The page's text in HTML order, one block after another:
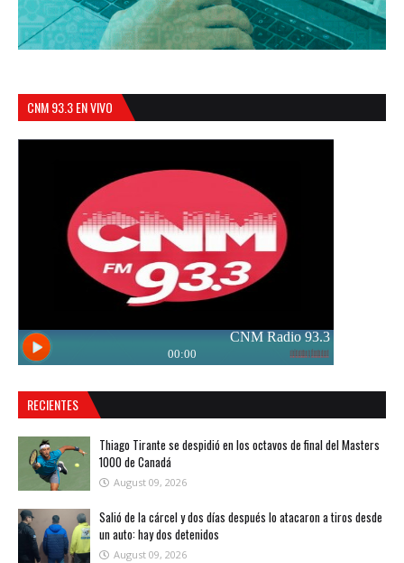
CNM 93.3 EN VIVO
RECIENTES
Thiago Tirante se despidió en los octavos de final del Masters
1000 de Canadá
August 09, 2026
Salió de la cárcel y dos días después lo atacaron a tiros desde
un auto: hay dos detenidos
August 09, 2026